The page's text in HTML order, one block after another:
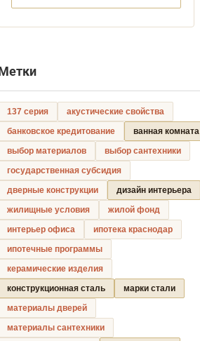
137 серия
акустические свойства
банковское кредитование
ванная комната
выбор материалов
выбор сантехники
государственная субсидия
дверные конструкции
дизайн интерьера
жилищные условия
жилой фонд
интерьер офиса
ипотека краснодар
ипотечные программы
керамические изделия
конструкционная сталь
марки стали
материалы дверей
материалы сантехники